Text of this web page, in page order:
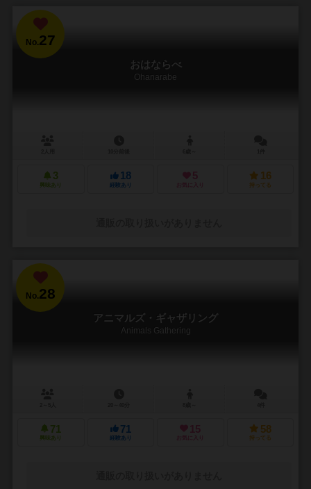
No.27
おはならべ
Ohanarabe
3
興味あり
18
経験あり
5
お気に入り
16
持ってる
No.28
アニマルズ・ギャザリング
Animals Gathering
71
興味あり
71
経験あり
15
お気に入り
58
持ってる